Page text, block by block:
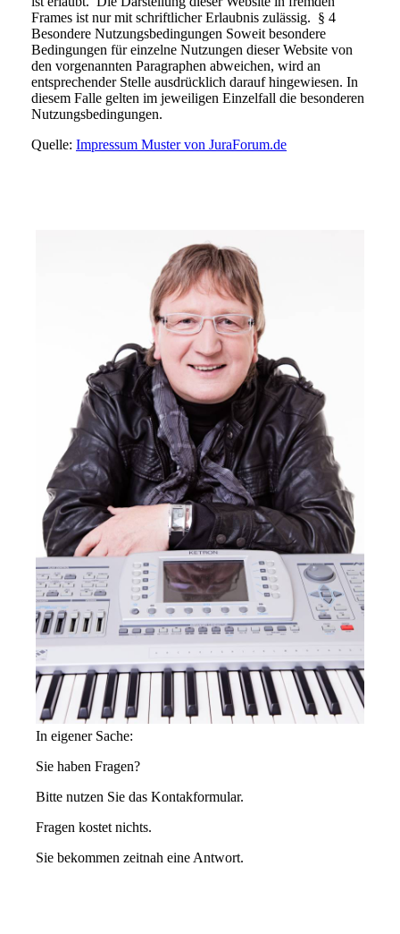
Frames ist nur mit schriftlicher Erlaubnis zulässig. § 4
Besondere Nutzungsbedingungen Soweit besondere
Bedingungen für einzelne Nutzungen dieser Website von
den vorgenannten Paragraphen abweichen, wird an
entsprechender Stelle ausdrücklich darauf hingewiesen. In
diesem Falle gelten im jeweiligen Einzelfall die besonderen
Nutzungsbedingungen.
Quelle: Impressum Muster von JuraForum.de
In eigener Sache:
Sie haben Fragen?
Bitte nutzen Sie das Kontakformular.
Fragen kostet nichts.
Sie bekommen zeitnah eine Antwort.